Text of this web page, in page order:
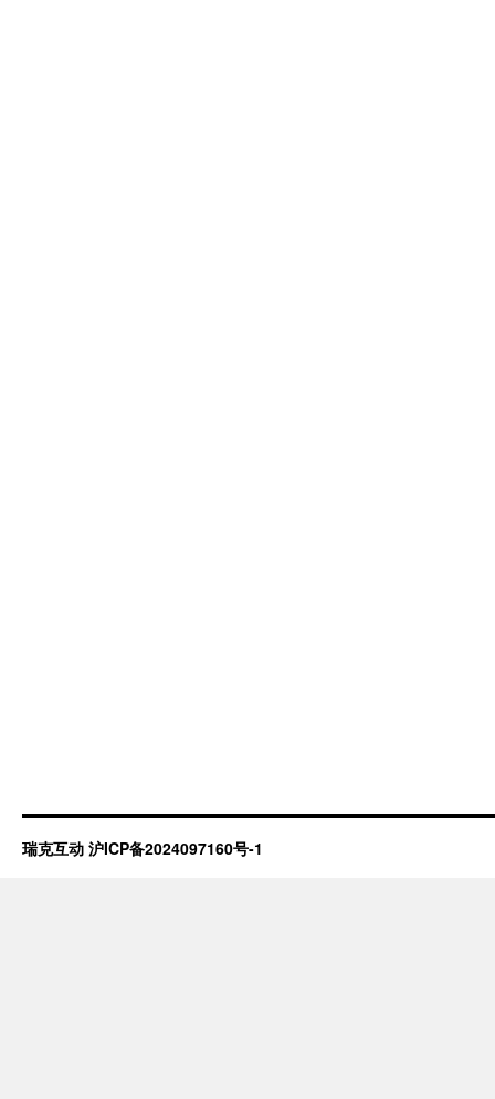
瑞克互动 沪ICP备2024097160号-1